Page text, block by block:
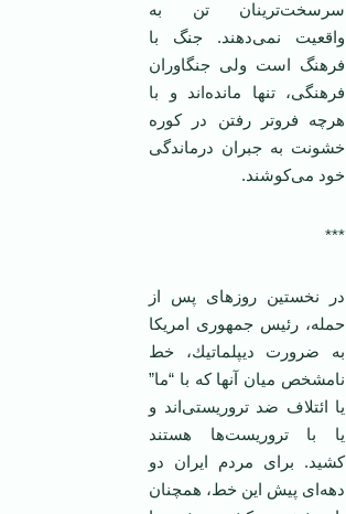
سرسخت‌ترينان تن به
واقعيت نمی‌دهند. جنگ با
فرهنگ است ولی جنگاوران
فرهنگی، تنها مانده‌اند و با
هرچه فروتر رفتن در كوره
خشونت به جبران درماندگی
خود می‌كوشند.
***
در نخستين روزهای پس از
حمله، رئيس جمهوری امريكا
به ضرورت ديپلماتيك، خط
نامشخص ميان آنها كه با “ما”
يا ائتلاف ضد تروريستی‌اند و
يا با تروريست‌ها هستند
كشيد. برای مردم ايران دو
دهه‌ای پيش اين خط، همچنان